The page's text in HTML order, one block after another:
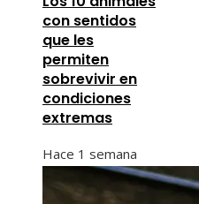
con sentidos
que les
permiten
sobrevivir en
condiciones
extremas
Hace 1 semana